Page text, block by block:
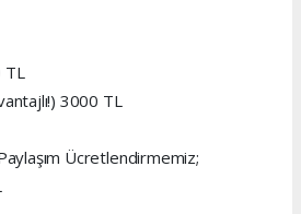
TL
3000 TL
Ücretlendirmemiz;